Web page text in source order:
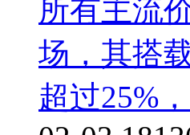
所有主流
场，其搭
超过25%